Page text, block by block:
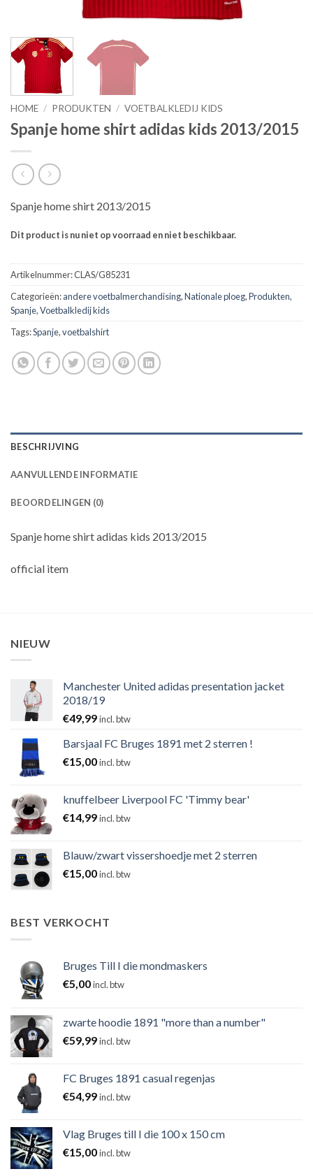
HOME / PRODUKTEN / VOETBALKLEDIJ KIDS
Spanje home shirt adidas kids 2013/2015
Spanje home shirt 2013/2015
Dit product is nu niet op voorraad en niet beschikbaar.
Artikelnummer:CLAS/G85231
Categorieën:andere voetbalmerchandising,Nationale ploeg,Produkten,
Spanje,Voetbalkledij kids
Tags:Spanje,voetbalshirt
BESCHRIJVING
AANVULLENDE INFORMATIE
BEOORDELINGEN (0)
Spanje home shirt adidas kids 2013/2015
official item
NIEUW
Manchester United adidas presentation jacket
2018/19
€49,99incl. btw
Barsjaal FC Bruges 1891 met 2 sterren !
€15,00incl. btw
knuffelbeer Liverpool FC 'Timmy bear'
€14,99incl. btw
Blauw/zwart vissershoedje met 2 sterren
€15,00incl. btw
BEST VERKOCHT
Bruges Till I die mondmaskers
€5,00incl. btw
zwarte hoodie 1891 "more than a number"
€59,99incl. btw
FC Bruges 1891 casual regenjas
€54,99incl. btw
Vlag Bruges till I die 100 x 150 cm
€15,00incl. btw